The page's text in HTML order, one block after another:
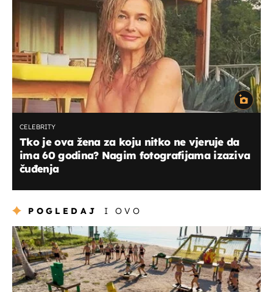
CELEBRITY
Tko je ova žena za koju nitko ne vjeruje da
ima 60 godina? Nagim fotografijama izaziva
čuđenja
POGLEDAJ I OVO